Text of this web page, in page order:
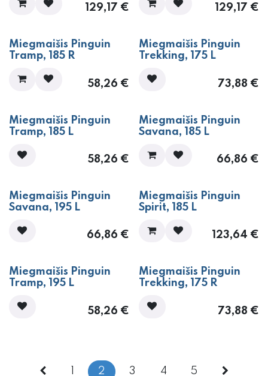
129,17 € 129,17 €
Miegmaišis Pinguin
Tramp, 185 R
58,26 €
Miegmaišis Pinguin
Trekking, 175 L
73,88 €
Miegmaišis Pinguin
Tramp, 185 L
58,26 €
Miegmaišis Pinguin
Savana, 185 L
66,86 €
Miegmaišis Pinguin
Savana, 195 L
66,86 €
Miegmaišis Pinguin
Spirit, 185 L
123,64 €
Miegmaišis Pinguin
Tramp, 195 L
58,26 €
Miegmaišis Pinguin
Trekking, 175 R
73,88 €
2 3 4 5